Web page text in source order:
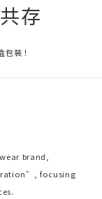
存
裝！
brand,
focusing